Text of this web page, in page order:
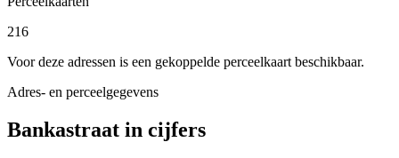
216
Voor deze adressen is een gekoppelde perceelkaart beschikbaar.
Adres- en perceelgegevens
Bankastraat in cijfers